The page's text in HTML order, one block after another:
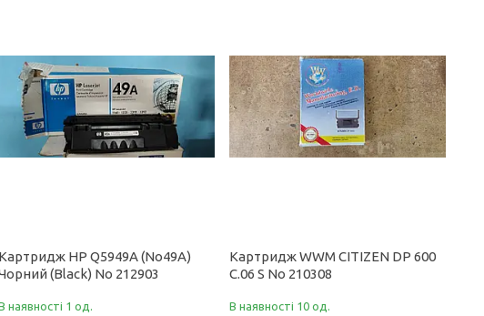
Картридж HP Q5949A (No49A)
(Black) No 212903
наявності 1 од.
Картридж WWM CITIZEN DP 600
C.06 S No 210308
В наявності 10 од.